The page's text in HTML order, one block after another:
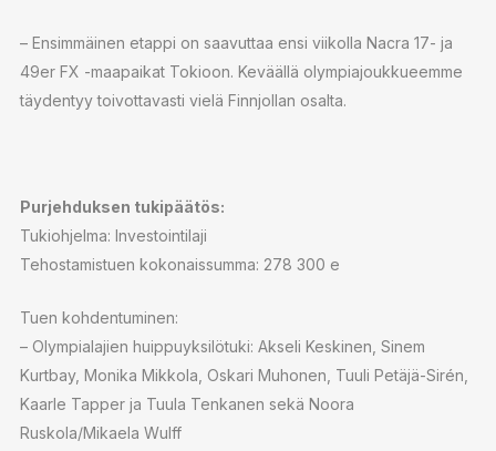
– Ensimmäinen etappi on saavuttaa ensi viikolla Nacra 17- ja
49er FX -maapaikat Tokioon. Keväällä olympiajoukkueemme
täydentyy toivottavasti vielä Finnjollan osalta.
Purjehduksen tukipäätös:
Tukiohjelma: Investointilaji
Tehostamistuen kokonaissumma: 278 300 e
Tuen kohdentuminen:
– Olympialajien huippuyksilötuki: Akseli Keskinen, Sinem
Kurtbay, Monika Mikkola, Oskari Muhonen, Tuuli Petäjä-Sirén,
Kaarle Tapper ja Tuula Tenkanen sekä Noora
Ruskola/Mikaela Wulff